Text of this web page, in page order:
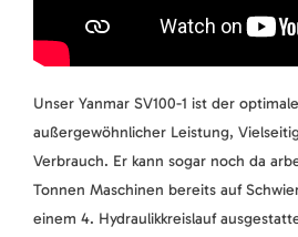
Unser Yanmar SV100-1 ist der
außergewöhnlicher Leistung,
Verbrauch. Er kann sogar noch da
Tonnen Maschinen bereits auf
einem 4. Hydraulikkreislauf